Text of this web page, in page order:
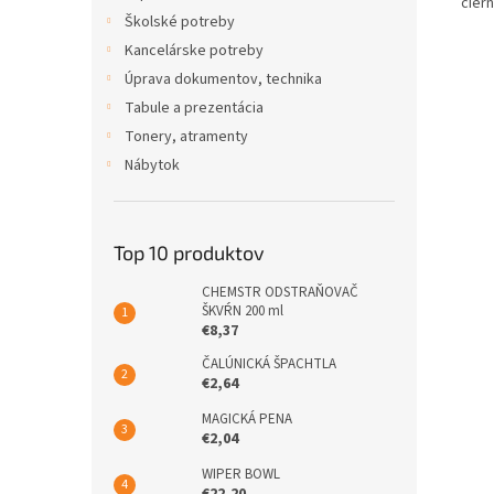
Školské potreby
Kancelárske potreby
Úprava dokumentov, technika
Tabule a prezentácia
Tonery, atramenty
Nábytok
Top 10 produktov
CHEMSTR ODSTRAŇOVAČ
ŠKVŔN 200 ml
€8,37
ČALÚNICKÁ ŠPACHTLA
€2,64
MAGICKÁ PENA
€2,04
WIPER BOWL